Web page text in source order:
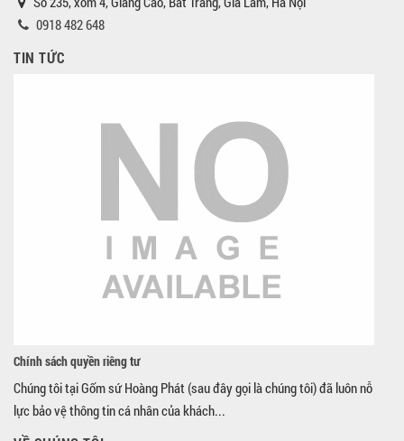
0918 482 648
TIN TỨC
Chính sách quyền riêng tư
Chúng tôi tại Gốm sứ Hoàng Phát (sau đây gọi là chúng tôi) đã luôn nỗ
lực bảo vệ thông tin cá nhân của khách...